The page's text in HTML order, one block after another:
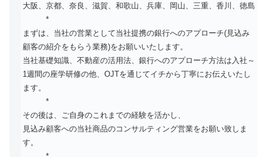
大阪、京都、奈良、滋賀、和歌山、兵庫、岡山、三重、香川、徳島
*
まずは、当社の営業として当社提携の銀行へのアプローチ(見込み
顧客の紹介をもらう業務)をお願いいたします。
当社基礎知識、不動産の活用法、銀行へのアプローチ方法は入社～
1週間の座学研修の他、OJTを通じてイチから丁寧にお伝えいたし
ます。
*
その後は、ご自身のこれまでの経験を活かし、
見込み顧客への当社商品のコンサルティング営業をお願い致しま
す。